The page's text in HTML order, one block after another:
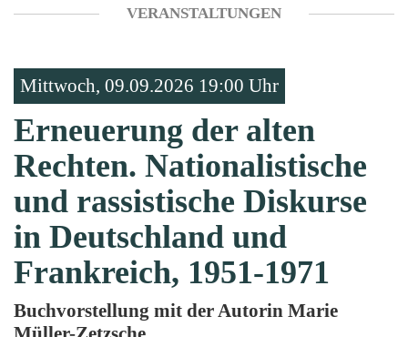
VERANSTALTUNGEN
Mittwoch, 09.09.2026 19:00 Uhr
Erneuerung der alten
Rechten. Nationalistische
und rassistische Diskurse
in Deutschland und
Frankreich, 1951-1971
Buchvorstellung mit der Autorin Marie